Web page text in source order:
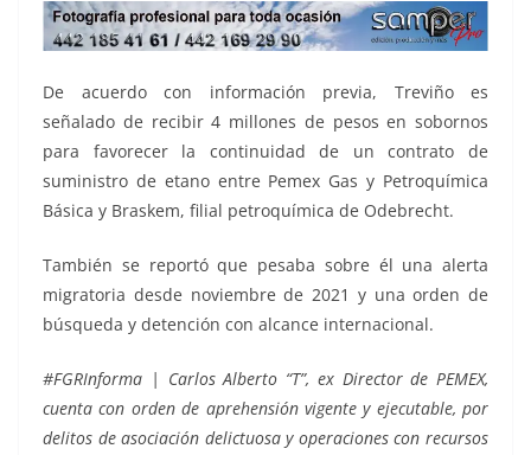
De acuerdo con información previa, Treviño es
señalado de recibir 4 millones de pesos en sobornos
para favorecer la continuidad de un contrato de
suministro de etano entre Pemex Gas y Petroquímica
Básica y Braskem, filial petroquímica de Odebrecht.
También se reportó que pesaba sobre él una alerta
migratoria desde noviembre de 2021 y una orden de
búsqueda y detención con alcance internacional.
#FGRInforma | Carlos Alberto “T”, ex Director de PEMEX,
cuenta con orden de aprehensión vigente y ejecutable, por
delitos de asociación delictuosa y operaciones con recursos